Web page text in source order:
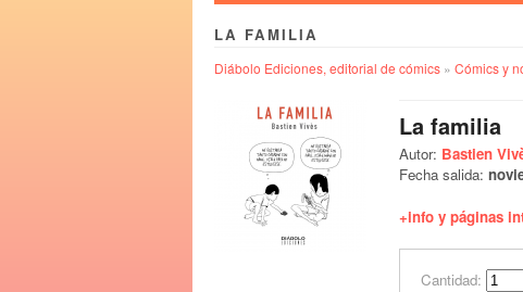
LA FAMILIA
Diábolo Ediciones, editorial de cómics » Cómics y
La familia
Autor: Bastien
Fecha salida:
+info y páginas
Cantidad: